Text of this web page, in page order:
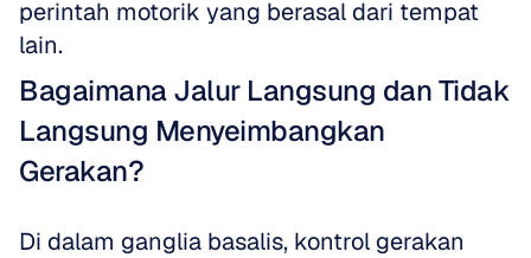
perintah motorik yang berasal dari tempat
lain.
Bagaimana Jalur Langsung dan Tidak
Langsung Menyeimbangkan
Gerakan?
Di dalam ganglia basalis, kontrol gerakan